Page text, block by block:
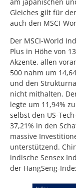
Gleiches gilt für
auch den MSCI-
Der MSCI-World
Plus in Höhe von
Akzente, allen
500 nahm um
und den
nicht mithalten.
legte um 11,94%
selbst den US-
37,21% in den
massive
unterstützend.
indische Sensex
der HangSeng-